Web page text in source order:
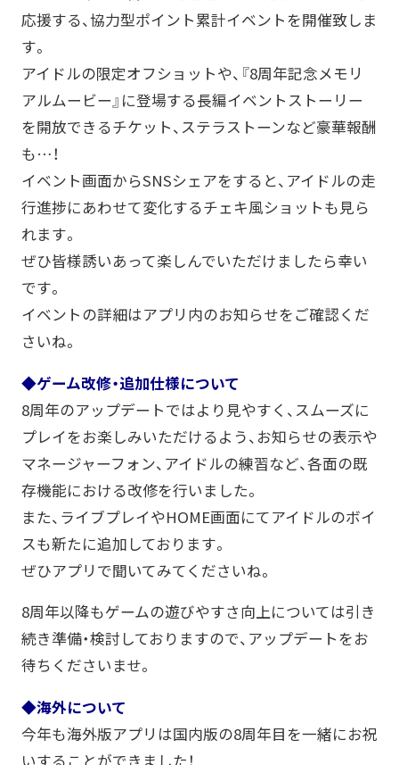
応援する、協力型ポイント累計イベントを開催致しま
す。
アイドルの限定オフショットや、『8周年記念メモリ
アルムービー』に登場する長編イベントストーリー
を開放できるチケット、ステラストーンなど豪華報酬
も…！
イベント画面からSNSシェアをすると、アイドルの走
行進捗にあわせて変化するチェキ風ショットも見ら
れます。
ぜひ皆様誘いあって楽しんでいただけましたら幸い
です。
イベントの詳細はアプリ内のお知らせをご確認くだ
さいね。
◆ゲーム改修・追加仕様について
8周年のアップデートではより見やすく、スムーズに
プレイをお楽しみいただけるよう、お知らせの表示や
マネージャーフォン、アイドルの練習など、各面の既
存機能における改修を行いました。
また、ライブプレイやHOME画面にてアイドルのボイ
スも新たに追加しております。
ぜひアプリで聞いてみてくださいね。
8周年以降もゲームの遊びやすさ向上については引き
続き準備・検討しておりますので、アップデートをお
待ちくださいませ。
◆海外について
今年も海外版アプリは国内版の8周年目を一緒にお祝
いすることができました！